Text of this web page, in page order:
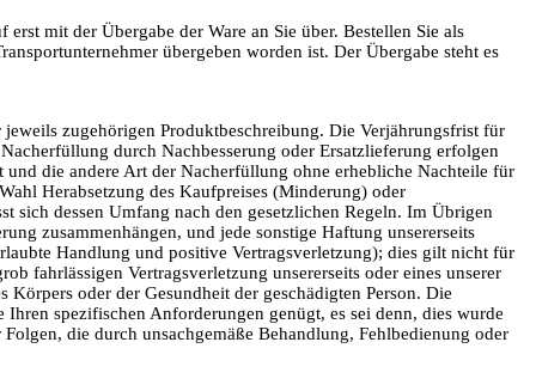
mit der Übergabe der Ware an Sie über. Bestellen Sie als
übergeben worden ist. Der Übergabe steht es
zugehörigen Produktbeschreibung. Die Verjährungsfrist für
durch Nachbesserung oder Ersatzlieferung erfolgen
die andere Art der Nacherfüllung ohne erhebliche Nachteile für
Herabsetzung des Kaufpreises (Minderung) oder
sich dessen Umfang nach den gesetzlichen Regeln. Im Übrigen
zusammenhängen, und jede sonstige Haftung unsererseits
Handlung und positive Vertragsverletzung); dies gilt nicht für
fahrlässigen Vertragsverletzung unsererseits oder eines unserer
oder der Gesundheit der geschädigten Person. Die
spezifischen Anforderungen genügt, es sei denn, dies wurde
die durch unsachgemäße Behandlung, Fehlbedienung oder